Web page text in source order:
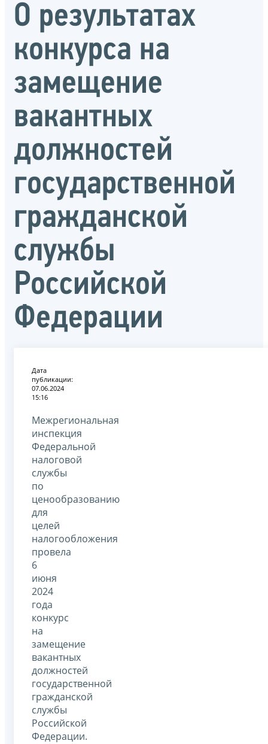
О результатах
конкурса на
замещение
вакантных
должностей
государственной
гражданской
службы
Российской
Федерации
Дата
публикации:
07.06.2024
15:16
Межрегиональная
инспекция
Федеральной
налоговой
службы
по
ценообразованию
для
целей
налогообложения
провела
6
июня
2024
года
конкурс
на
замещение
вакантных
должностей
государственной
гражданской
службы
Российской
Федерации.